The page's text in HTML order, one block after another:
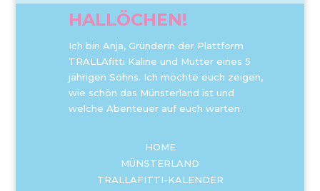
HALLÖCHEN!
Ich bin Anja, Gründerin der Plattform
TRALLAfitti Kaline und Mutter eines 5
jährigen Sohns. Ich möchte euch zeigen,
wie schön das Münsterland ist und
welche Abenteuer auf euch warten.
HOME
MÜNSTERLAND
TRALLAFITTI-KALENDER